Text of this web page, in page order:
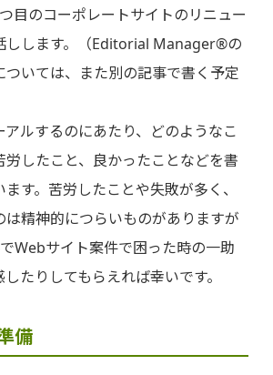
目のコーポレートサイトのリニュー
しします。（Editorial Manager®の
ついては、また別の記事で書く予定
ルするのにあたり、どのようなこ
労したこと、良かったことなどを書
す。苦労したことや失敗が多く、
は精神的につらいものがありますが
Webサイト案件で困った時の一助
たりしてもらえれば幸いです。
備